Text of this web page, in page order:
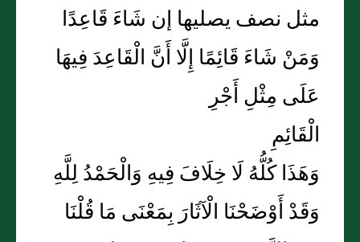
مثل نصف يصليها إن شَاءَ قَاعِدًا
وَمَنْ شَاءَ قَائِمًا إِلَّا أَنَّ الْقَاعِدَ فِيهَا
عَلَى مِثْلِ أَجْرِ
الْقَائِمِ
وَهَذَا كُلُّهُ لَا خِلَافَ فِيهِ وَالْحَمْدُ لِلَّهِ
وَقَدْ أَوْضَحْنَا الْآثَارَ بِمَعْنَى مَا قُلْنَا